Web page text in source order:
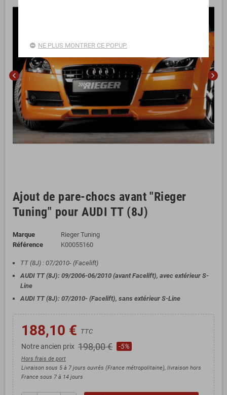
chevron_left chevron_right
Ajout de pare-chocs avant "Rieger
Tuning" pour AUDI TT (8J)
Marque
Rieger Tuning
Référence
K00055160
TT (8J) : 07/2010- (Facelift)
AUDI TT (8J): 09/2006-06/2010 (avant Facelift), avec extérieur S-
Line
AUDI TT (8J): 07/2010- (Facelift), sans extérieur S-Line
188,10 € TTC
Notre ancien prix 198,00 € -5%
Hors frais de port
Livraison sous 5 à 7 jours ouvrés (France métropolitaine), livraison hors
France sous 7 à 14 jours
NE PLUS MONTRER CE POPUP.